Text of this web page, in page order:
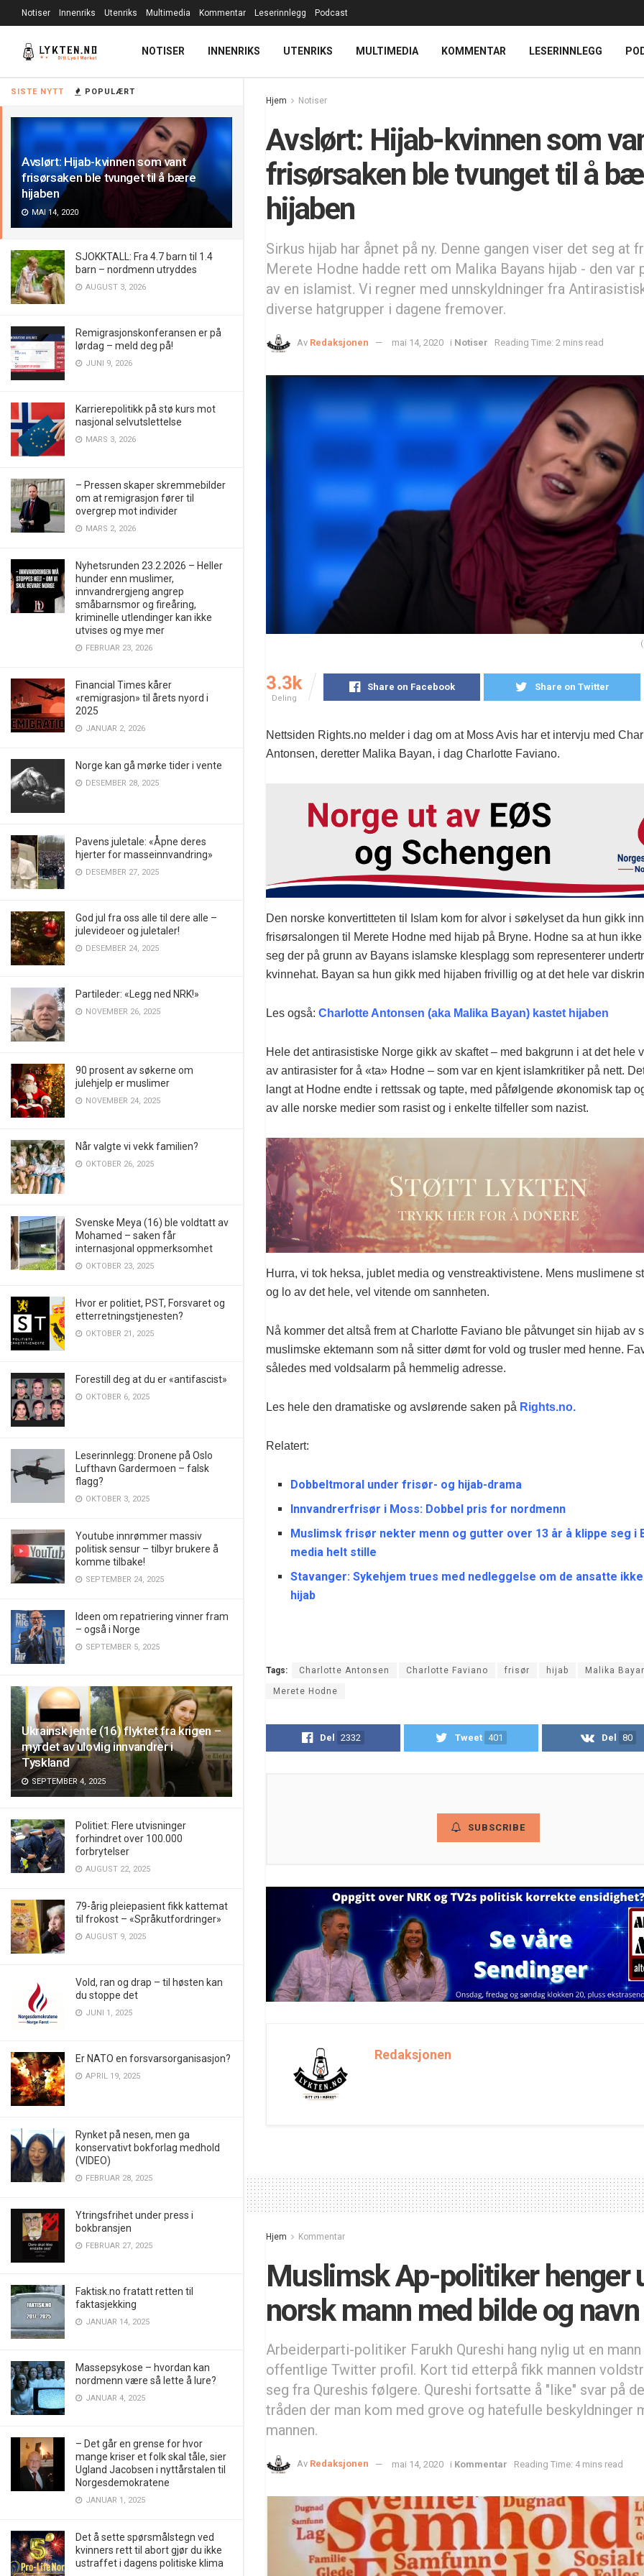
SISTE NYTT POPULÆRT
Avslørt: Hijab-kvinnen som vant
frisørsaken ble tvunget til å bære
hijaben
MAI 14, 2020
SJOKKTALL: Fra 4.7 barn til 1.4
barn – nordmenn utryddes
AUGUST 3, 2026
Remigrasjonskonferansen er på
lørdag – meld deg på!
JUNI 9, 2026
Karrierepolitikk på stø kurs mot
nasjonal selvutslettelse
MARS 3, 2026
– Pressen skaper skremmebilder
om at remigrasjon fører til
overgrep mot individer
MARS 2, 2026
Nyhetsrunden 23.2.2026 – Heller
hunder enn muslimer,
innvandrergjeng angrep
småbarnsmor og fireåring,
kriminelle utlendinger kan ikke
utvises og mye mer
FEBRUAR 23, 2026
Financial Times kårer
«remigrasjon» til årets nyord i
2025
JANUAR 2, 2026
Norge kan gå mørke tider i vente
DESEMBER 28, 2025
Pavens juletale: «Åpne deres
hjerter for masseinnvandring»
DESEMBER 27, 2025
God jul fra oss alle til dere alle –
julevideoer og juletaler!
DESEMBER 24, 2025
Partileder: «Legg ned NRK!»
NOVEMBER 26, 2025
90 prosent av søkerne om
julehjelp er muslimer
NOVEMBER 24, 2025
Når valgte vi vekk familien?
OKTOBER 26, 2025
Svenske Meya (16) ble voldtatt av
Mohamed – saken får
internasjonal oppmerksomhet
OKTOBER 23, 2025
Hvor er politiet, PST, Forsvaret og
etterretningstjenesten?
OKTOBER 21, 2025
Forestill deg at du er «antifascist»
OKTOBER 6, 2025
Leserinnlegg: Dronene på Oslo
Lufthavn Gardermoen – falsk
flagg?
OKTOBER 3, 2025
Youtube innrømmer massiv
politisk sensur – tilbyr brukere å
komme tilbake!
SEPTEMBER 24, 2025
Ideen om repatriering vinner fram
– også i Norge
SEPTEMBER 5, 2025
Ukrainsk jente (16) flyktet fra krigen –
myrdet av ulovlig innvandrer i
Tyskland
SEPTEMBER 4, 2025
Politiet: Flere utvisninger
forhindret over 100.000
forbrytelser
AUGUST 22, 2025
79-årig pleiepasient fikk kattemat
til frokost – «Språkutfordringer»
AUGUST 9, 2025
Vold, ran og drap – til høsten kan
du stoppe det
JUNI 1, 2025
Er NATO en forsvarsorganisasjon?
APRIL 19, 2025
Rynket på nesen, men ga
konservativt bokforlag medhold
(VIDEO)
FEBRUAR 28, 2025
Ytringsfrihet under press i
bokbransjen
FEBRUAR 27, 2025
Faktisk.no fratatt retten til
faktasjekking
JANUAR 14, 2025
Massepsykose – hvordan kan
nordmenn være så lette å lure?
JANUAR 4, 2025
– Det går en grense for hvor
mange kriser et folk skal tåle, sier
Ugland Jacobsen i nyttårstalen til
Norgesdemokratene
JANUAR 1, 2025
Det å sette spørsmålstegn ved
kvinners rett til abort gjør du ikke
ustraffet i dagens politiske klima
Notiser Innenriks Utenriks Multimedia Kommentar Leserinnlegg Podcast
NOTISER INNENRIKS UTENRIKS MULTIMEDIA KOMMENTAR LESERINNLEGG
Hjem Notiser
Avslørt: Hijab-kvinnen som
frisørsaken ble tvunget til å
hijaben
Sirkus hijab har åpnet på ny. Denne gangen viser det seg at
Merete Hodne hadde rett om Malika Bayans hijab - den var
av en islamist. Vi regner med unnskyldninger fra
diverse hatgrupper i dagene fremover.
Av Redaksjonen mai 14, 2020 i Notiser Reading Time: 2 mins read
3.3k
Deling
Share on Facebook Share on Twitter
Nettsiden Rights.no melder i dag om at Moss Avis har et intervju med
Antonsen, deretter Malika Bayan, i dag Charlotte Faviano.
Den norske konvertitteten til Islam kom for alvor i søkelyset da hun gikk
frisørsalongen til Merete Hodne med hijab på Bryne. Hodne sa at hun
seg der på grunn av Bayans islamske klesplagg som representerer
kvinnehat. Bayan sa hun gikk med hijaben frivillig og at det hele var
Les også: Charlotte Antonsen (aka Malika Bayan) kastet hijaben
Hele det antirasistiske Norge gikk av skaftet – med bakgrunn i at det hele
av antirasister for å «ta» Hodne – som var en kjent islamkritiker på nett.
langt at Hodne endte i rettssak og tapte, med påfølgende økonomisk tap
av alle norske medier som rasist og i enkelte tilfeller som nazist.
Hurra, vi tok heksa, jublet media og venstreaktivistene. Mens muslimene
og lo av det hele, vel vitende om sannheten.
Nå kommer det altså frem at Charlotte Faviano ble påtvunget sin hijab av
muslimske ektemann som nå sitter dømt for vold og trusler med henne.
således med voldsalarm på hemmelig adresse.
Les hele den dramatiske og avslørende saken på Rights.no.
Relatert:
Dobbeltmoral under frisør- og hijab-drama
Innvandrerfrisør i Moss: Dobbel pris for nordmenn
Muslimsk frisør nekter menn og gutter over 13 år å klippe seg i
media helt stille
Stavanger: Sykehjem trues med nedleggelse om de ansatte
hijab
Tags: Charlotte Antonsen Charlotte Faviano frisør hijab Malika
Merete Hodne
Del 2332 Tweet 401 Del 80
SUBSCRIBE
Redaksjonen
Hjem Kommentar
Muslimsk Ap-politiker henger
norsk mann med bilde og navn
Arbeiderparti-politiker Farukh Qureshi hang nylig ut en
offentlige Twitter profil. Kort tid etterpå fikk mannen
seg fra Qureshis følgere. Qureshi fortsatte å "like" svar på
tråden der man kom med grove og hatefulle beskyldninger
mannen.
Av Redaksjonen mai 14, 2020 i Kommentar Reading Time: 4 mins read